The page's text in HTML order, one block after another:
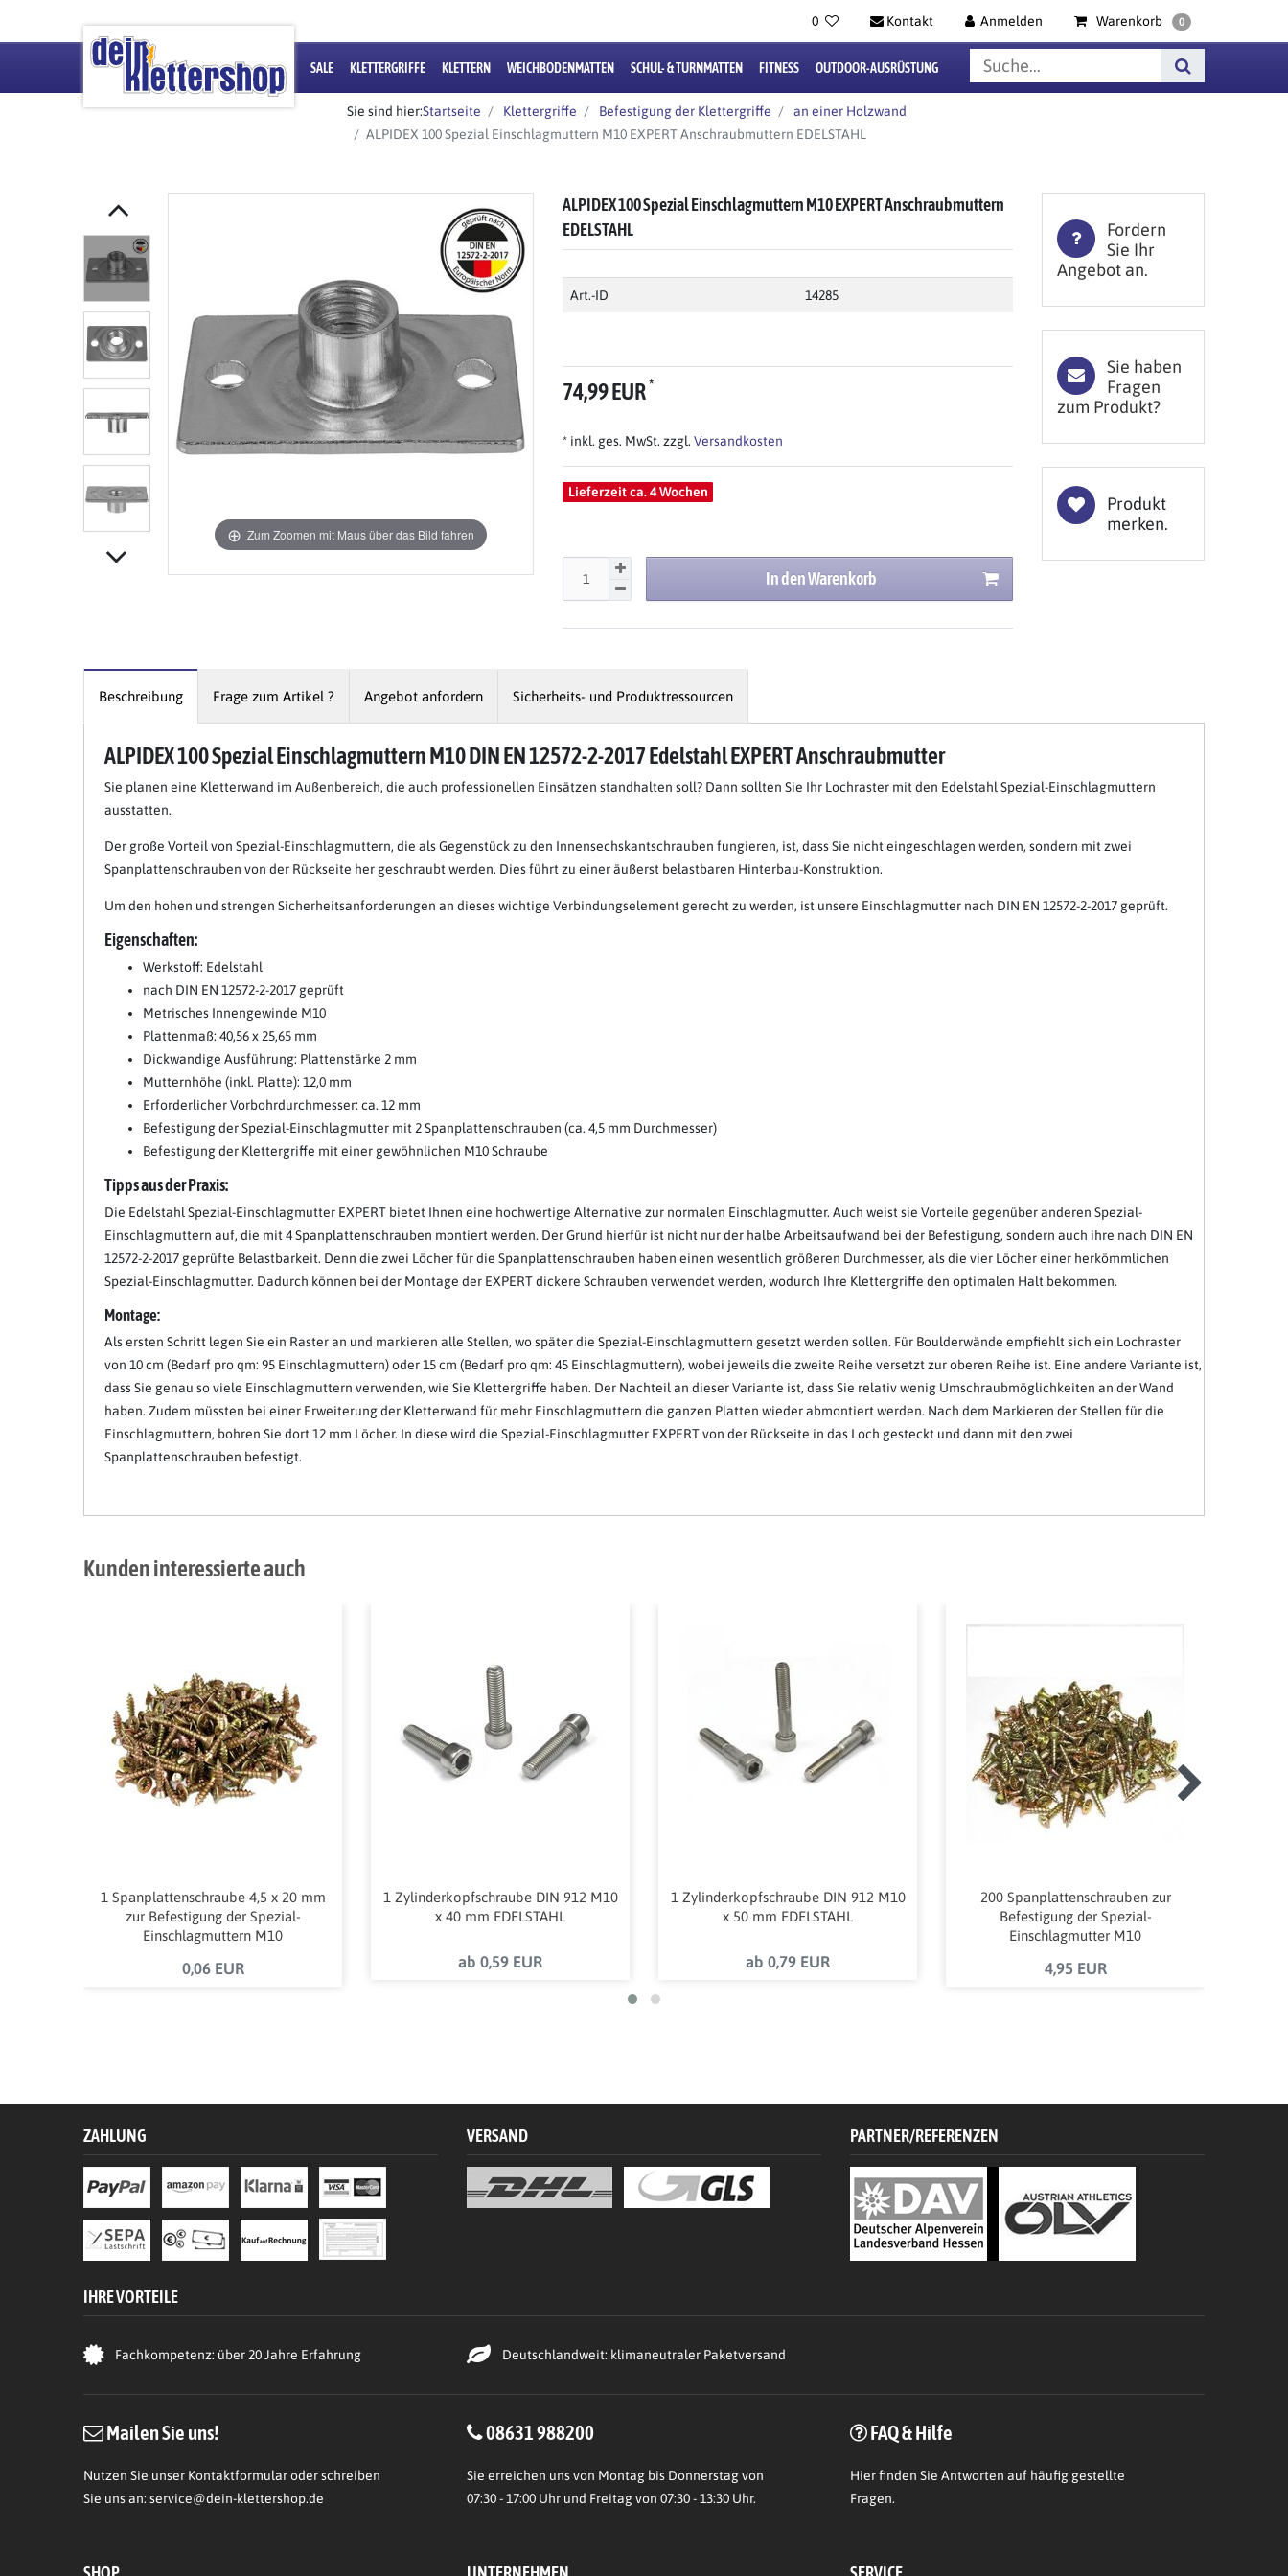
0 Kontakt Anmelden Warenkorb 0
SALE KLETTERGRIFFE KLETTERN WEICHBODENMATTEN SCHUL- & TURNMATTEN FITNESS OUTDOOR-AUSRÜSTUNG
Sie sind hier:Startseite Klettergriffe Befestigung der Klettergriffe
an einer Holzwand
ALPIDEX 100 Spezial Einschlagmuttern M10 EXPERT Anschraubmuttern EDELSTAHL
Zum Zoomen mit Maus über das Bild fahren
ALPIDEX 100 Spezial Einschlagmuttern M10 EXPERT Anschraubmuttern
EDELSTAHL
Art.-ID 14285
74,99 EUR*
* inkl. ges. MwSt. zzgl. Versandkosten
Lieferzeit ca. 4 Wochen
In den Warenkorb
Fordern
Sie Ihr
Angebot an.
Sie haben
Fragen
zum Produkt?
Produkt
merken.
Beschreibung Frage zum Artikel ? Angebot anfordern Sicherheits- und Produktressourcen
ALPIDEX 100 Spezial Einschlagmuttern M10 DIN EN 12572-2-2017 Edelstahl EXPERT Anschraubmutter
Sie planen eine Kletterwand im Außenbereich, die auch professionellen Einsätzen standhalten soll? Dann sollten Sie Ihr Lochraster mit den Edelstahl Spezial-Einschlagmuttern
ausstatten.
Der große Vorteil von Spezial-Einschlagmuttern, die als Gegenstück zu den Innensechskantschrauben fungieren, ist, dass Sie nicht eingeschlagen werden, sondern mit zwei
Spanplattenschrauben von der Rückseite her geschraubt werden. Dies führt zu einer äußerst belastbaren Hinterbau-Konstruktion.
Um den hohen und strengen Sicherheitsanforderungen an dieses wichtige Verbindungselement gerecht zu werden, ist unsere Einschlagmutter nach DIN EN 12572-2-2017 geprüft.
Eigenschaften:
Werkstoff: Edelstahl
nach DIN EN 12572-2-2017 geprüft
Metrisches Innengewinde M10
Plattenmaß: 40,56 x 25,65 mm
Dickwandige Ausführung: Plattenstärke 2 mm
Mutternhöhe (inkl. Platte): 12,0 mm
Erforderlicher Vorbohrdurchmesser: ca. 12 mm
Befestigung der Spezial-Einschlagmutter mit 2 Spanplattenschrauben (ca. 4,5 mm Durchmesser)
Befestigung der Klettergriffe mit einer gewöhnlichen M10 Schraube
Tipps aus der Praxis:
Die Edelstahl Spezial-Einschlagmutter EXPERT bietet Ihnen eine hochwertige Alternative zur normalen Einschlagmutter. Auch weist sie Vorteile gegenüber anderen Spezial-
Einschlagmuttern auf, die mit 4 Spanplattenschrauben montiert werden. Der Grund hierfür ist nicht nur der halbe Arbeitsaufwand bei der Befestigung, sondern auch ihre nach DIN EN
12572-2-2017 geprüfte Belastbarkeit. Denn die zwei Löcher für die Spanplattenschrauben haben einen wesentlich größeren Durchmesser, als die vier Löcher einer herkömmlichen
Spezial-Einschlagmutter. Dadurch können bei der Montage der EXPERT dickere Schrauben verwendet werden, wodurch Ihre Klettergriffe den optimalen Halt bekommen.
Montage:
Als ersten Schritt legen Sie ein Raster an und markieren alle Stellen, wo später die Spezial-Einschlagmuttern gesetzt werden sollen. Für Boulderwände empfiehlt sich ein Lochraster
von 10 cm (Bedarf pro qm: 95 Einschlagmuttern) oder 15 cm (Bedarf pro qm: 45 Einschlagmuttern), wobei jeweils die zweite Reihe versetzt zur oberen Reihe ist. Eine andere Variante ist,
dass Sie genau so viele Einschlagmuttern verwenden, wie Sie Klettergriffe haben. Der Nachteil an dieser Variante ist, dass Sie relativ wenig Umschraubmöglichkeiten an der Wand
haben. Zudem müssten bei einer Erweiterung der Kletterwand für mehr Einschlagmuttern die ganzen Platten wieder abmontiert werden. Nach dem Markieren der Stellen für die
Einschlagmuttern, bohren Sie dort 12 mm Löcher. In diese wird die Spezial-Einschlagmutter EXPERT von der Rückseite in das Loch gesteckt und dann mit den zwei
Spanplattenschrauben befestigt.
Kunden interessierte auch
1 Spanplattenschraube 4,5 x 20 mm
zur Befestigung der Spezial-
Einschlagmuttern M10
0,06 EUR
1 Zylinderkopfschraube DIN 912 M10
x 40 mm EDELSTAHL
ab 0,59 EUR
1 Zylinderkopfschraube DIN 912 M10
x 50 mm EDELSTAHL
ab 0,79 EUR
200 Spanplattenschrauben zur
Befestigung der Spezial-
Einschlagmutter M10
4,95 EUR
ZAHLUNG VERSAND PARTNER/REFERENZEN
IHRE VORTEILE
Fachkompetenz: über 20 Jahre Erfahrung Deutschlandweit: klimaneutraler Paketversand
Mailen Sie uns!
Nutzen Sie unser Kontaktformular oder schreiben
Sie uns an: service@dein-klettershop.de
08631 988200
Sie erreichen uns von Montag bis Donnerstag von
07:30 - 17:00 Uhr und Freitag von 07:30 - 13:30 Uhr.
FAQ & Hilfe
Hierfinden Sie Antworten auf häufig gestellte
Fragen.